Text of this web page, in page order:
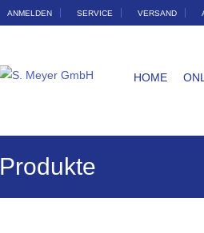
ANMELDEN SERVICE VERSAND
HOME
Produkte